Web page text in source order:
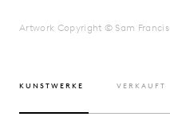
Artwork Copyright © Sam Francis
KUNSTWERKE VERKAUFT